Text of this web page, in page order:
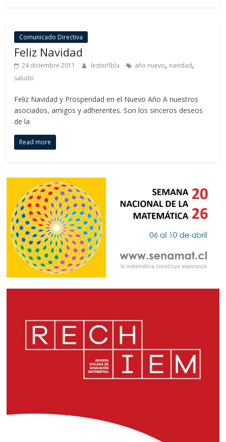
Comunicado Directiva
Feliz Navidad
24 diciembre 2011 lesterfibla año nuevo, navidad,
saludo
Feliz Navidad y Prosperidad en el Nuevo Año A nuestros
asociados, amigos y adherentes. Son los sinceros deseos
de la
Read more